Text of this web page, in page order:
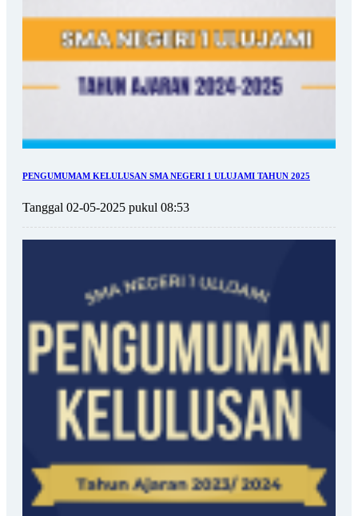
PENGUMUMAM KELULUSAN SMA NEGERI 1 ULUJAMI TAHUN 2025
Tanggal 02-05-2025 pukul 08:53